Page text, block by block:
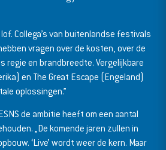
Collega’s van buitenlandse festivals
vragen over de kosten, over de
regie en brandbreedte. Vergelijkbare
en The Great Escape (Engeland)
oplossingen.”
de ambitie heeft om een aantal
„De komende jaren zullen in
‘Live’ wordt weer de kern. Maar